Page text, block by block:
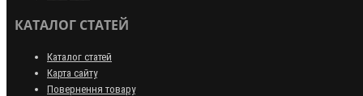
КАТАЛОГ СТАТЕЙ
Каталог статей
Карта сайту
Повернення товару